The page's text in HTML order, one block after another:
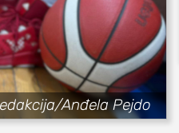
Anđela Pejdo